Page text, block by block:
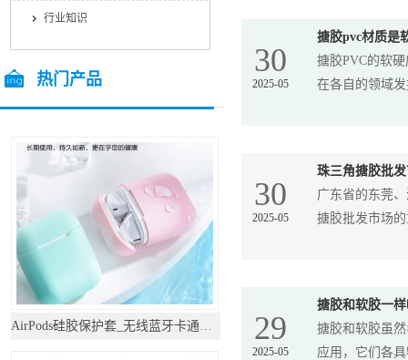
30
2025-05
搪胶pvc材质是
搪胶PVC的软
在各自的领域
30
2025-05
珠三角搪胶批
广东省的东莞
搪胶批发市场
29
2025-05
搪胶和软胶一
搪胶和软胶虽
应用，它们各
行业知识
热门产品
AirPods硅胶保护套_无线蓝牙卡通耳机套